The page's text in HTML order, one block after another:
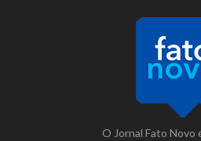
O Jornal Fato Novo